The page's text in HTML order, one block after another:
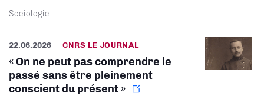
Sociologie
22.06.2026 CNRS LE JOURNAL
« On ne peut pas comprendre le
passé sans être pleinement
conscient du présent »